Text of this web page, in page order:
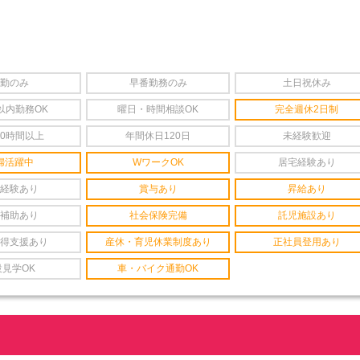
のみ 早番勤務のみ 土日祝休み
内勤務OK 曜日・時間相談OK 完全週休2日制
時間以上 年間休日120日 未経験歓迎
活躍中 WワークOK 居宅経験あり
験あり 賞与あり 昇給あり
助あり 社会保険完備 託児施設あり
支援あり 産休・育児休業制度あり 正社員登用あり
見学OK 車・バイク通勤OK